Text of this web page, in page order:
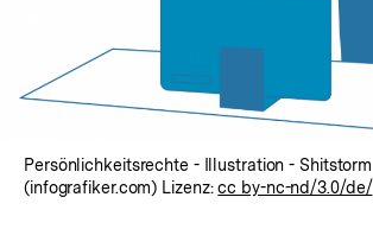
Persönlichkeitsrechte - Illustration - Shitstorm
(infografiker.com) Lizenz:cc by-nc-nd/3.0/de/